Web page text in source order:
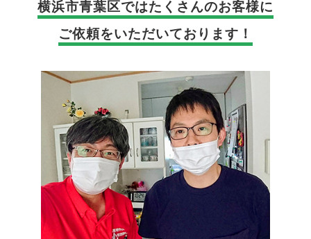
横浜市青葉区ではたくさんのお客様に
ご依頼をいただいております！